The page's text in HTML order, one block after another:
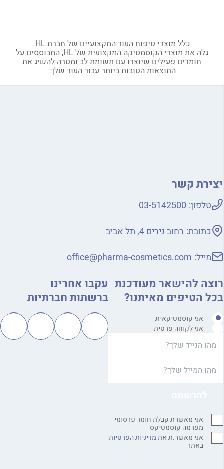
כלל מוצרי טיפוח העור המקצועיים של חברת HL.
גלה את מוצרי הקוסמטיקה המקצועית של HL, המבוססים על
חומרים פעילים שיוצרו עם תשומת לב ומטרה להשיג את
התוצאות הטובות ביותר עבור העור שלך.
יצירת קשר
טלפון: 03-5142500
כתובת: רחוב נירים 4, תל אביב
מייל: office@pharma-cosmetics.com
רוצה להישאר מעודכנת
בכל הטיפים מאיתנו?
אני קוסמטיקאית
אני לקוחה פרטית
אני מאשרת קבלת חומר פרסומי
מפרמה קוסמטיקס
אני מאשר.ת אתמדיניות הפרטיות
באתר
עקבו אחרינו
ברשתות חברתיות